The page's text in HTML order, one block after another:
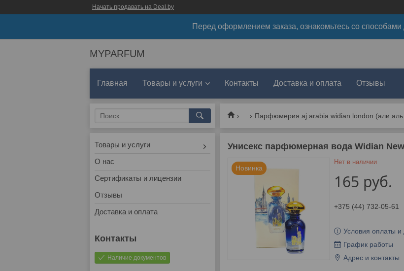
Начать продавать на Deal.by
Перед оформлением заказа, ознакомьтесь со способами
MYPARFUM
Главная Товары и услуги Контакты Доставка и оплата Отзывы
Парфюмерия aj arabia widian london (али
Унисекс парфюмерная вода Widian
Новинка
Нет в наличии
165 руб.
+375 (44) 732-05-61
Условия оплаты и
График работы
Адрес и контакты
Товары и услуги
О нас
Сертификаты и лицензии
Отзывы
Доставка и оплата
Наличие документов